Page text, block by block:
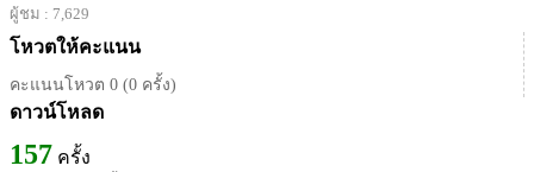
ผู้ชม : 7,629
โหวตให้คะแนน
คะแนนโหวต 0 (0 ครั้ง)
ดาวน์โหลด
157 ครั้ง